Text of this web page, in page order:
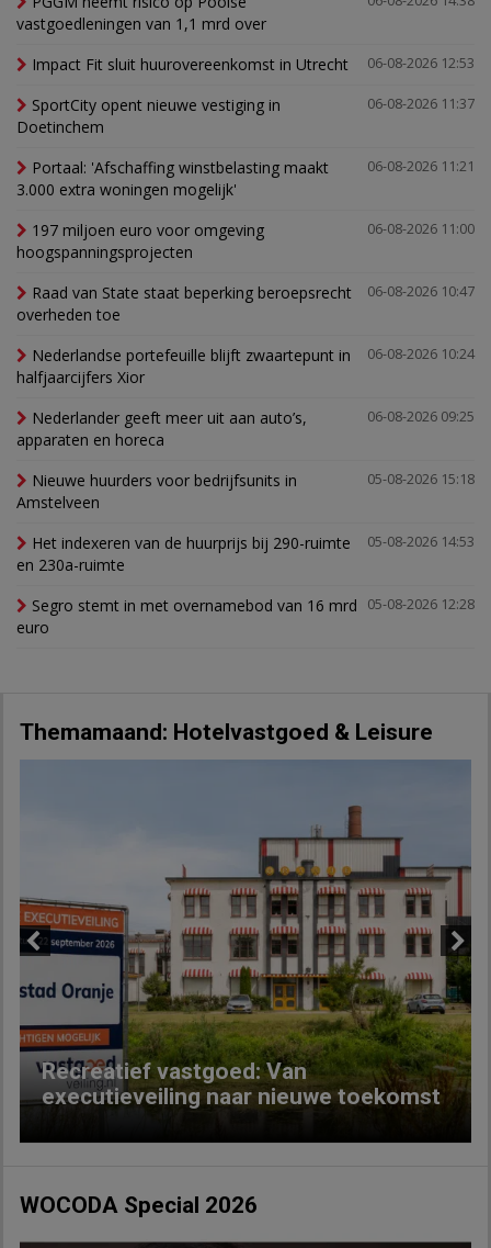
vastgoedleningen van 1,1 mrd over
06-08-2026 12:53
Impact Fit sluit huurovereenkomst in Utrecht
06-08-2026 11:37
SportCity opent nieuwe vestiging in
Doetinchem
06-08-2026 11:21
Portaal: 'Afschaffing winstbelasting maakt
3.000 extra woningen mogelijk'
06-08-2026 11:00
197 miljoen euro voor omgeving
hoogspanningsprojecten
06-08-2026 10:47
Raad van State staat beperking beroepsrecht
overheden toe
06-08-2026 10:24
Nederlandse portefeuille blijft zwaartepunt in
halfjaarcijfers Xior
06-08-2026 09:25
Nederlander geeft meer uit aan auto’s,
apparaten en horeca
05-08-2026 15:18
Nieuwe huurders voor bedrijfsunits in
Amstelveen
05-08-2026 14:53
Het indexeren van de huurprijs bij 290-ruimte
en 230a-ruimte
05-08-2026 12:28
Segro stemt in met overnamebod van 16 mrd
euro
Themamaand: Hotelvastgoed & Leisure
Recreatief vastgoed: Van
executieveiling naar nieuwe toekomst
Next
WOCODA Special 2026